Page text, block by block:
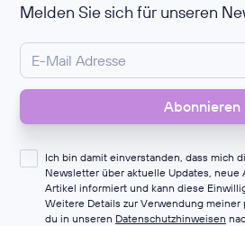
Melden Sie sich für unseren
Ich bin damit einverstanden, dass mich
Newsletter über aktuelle Updates, neue
Artikel informiert und kann diese
Weitere Details zur Verwendung
du in unseren Datenschutzhinweisen